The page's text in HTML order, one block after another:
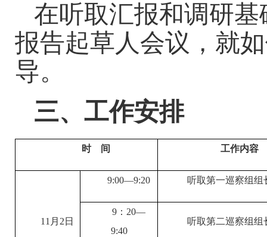
在听取汇报和调研
报告起草人会议，就
导。
三、工作安排
时 间 工作内容
11月2日
9:00—9:20 听取第一巡察组组
9：20—
9:40
听取第二巡察组组